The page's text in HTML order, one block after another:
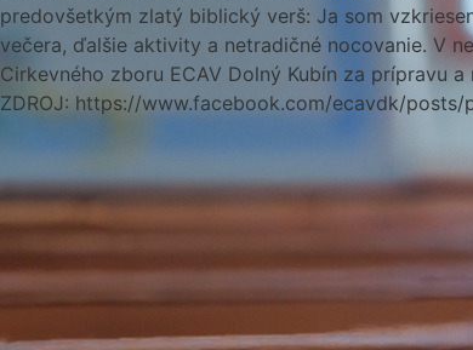
predovšetkým zlatý biblický verš: Ja som
večera, ďalšie aktivity a netradičné nocovanie. V
Cirkevného zboru ECAV Dolný Kubín za prípravu
ZDROJ: https://www.facebook.com/ecavdk/posts/